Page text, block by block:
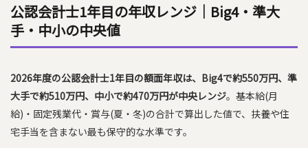
公認会計士1年目の年収レンジ｜Big4・準大
手・中小の中央値
2026年度の公認会計士1年目の額面年収は、Big4で約550万円、準
大手で約510万円、中小で約470万円が中央レンジ。基本給(月
給)・固定残業代・賞与(夏・冬)の合計で算出した値で、扶養や住
宅手当を含まない最も保守的な水準です。